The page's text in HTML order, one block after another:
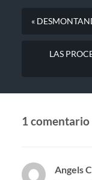
«
LAS
1 comentario
Angels